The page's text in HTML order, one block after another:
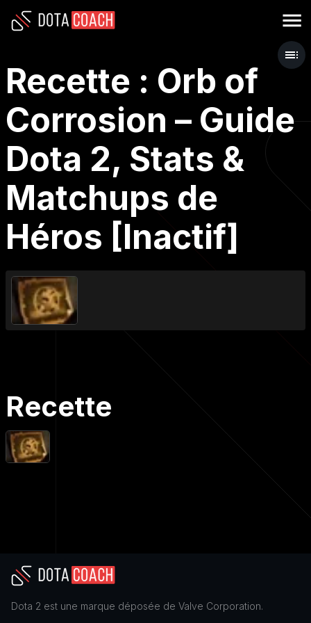
Recette : Orb of
Corrosion – Guide
Dota 2, Stats &
Matchups de
Héros [Inactif]
Recette
Dota 2 est une marque déposée de Valve Corporation.